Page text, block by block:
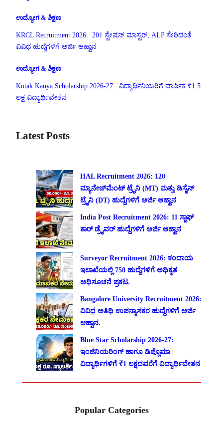
ಉದ್ಯೋಗ & ಶಿಕ್ಷಣ
KRCL Recruitment 2026: 201 ಸ್ಟೇಷನ್ ಮಾಸ್ಟರ್, ALP ಸೇರಿದಂತೆ
ವಿವಿಧ ಹುದ್ದೆಗಳಿಗೆ ಅರ್ಜಿ ಆಹ್ವಾನ
ಉದ್ಯೋಗ & ಶಿಕ್ಷಣ
Kotak Kanya Scholarship 2026-27: ವಿದ್ಯಾರ್ಥಿನಿಯರಿಗೆ ವಾರ್ಷಿಕ ₹1.5
ಲಕ್ಷ ವಿದ್ಯಾರ್ಥಿವೇತನ
Latest Posts
HAL Recruitment 2026: 120
ಮ್ಯಾನೇಜ್‌ಮೆಂಟ್ ಟ್ರೈನಿ (MT) ಮತ್ತು ಡಿಸೈನ್
ಟ್ರೈನಿ (DT) ಹುದ್ದೆಗಳಿಗೆ ಅರ್ಜಿ ಆಹ್ವಾನ
India Post Recruitment 2026: 11 ಸ್ಟಾಫ್
ಕಾರ್ ಡ್ರೈವರ್ ಹುದ್ದೆಗಳಿಗೆ ಅರ್ಜಿ ಆಹ್ವಾನ
Surveyor Recruitment 2026: ಕಂದಾಯ
ಇಲಾಖೆಯಲ್ಲಿ 750 ಹುದ್ದೆಗಳಿಗೆ ಅಧಿಕೃತ
ಅಧಿಸೂಚನೆ ಪ್ರಕಟ.
Bangalore University Recruitment 2026:
ವಿವಿಧ ಅತಿಥಿ ಉಪನ್ಯಾಸಕರ ಹುದ್ದೆಗಳಿಗೆ ಅರ್ಜಿ
ಆಹ್ವಾನ.
Blue Star Scholarship 2026-27:
ಇಂಜಿನಿಯರಿಂಗ್ ಹಾಗೂ ಡಿಪ್ಲೊಮಾ
ವಿದ್ಯಾರ್ಥಿಗಳಿಗೆ ₹1 ಲಕ್ಷದವರೆಗೆ ವಿದ್ಯಾರ್ಥಿವೇತನ
Popular Categories